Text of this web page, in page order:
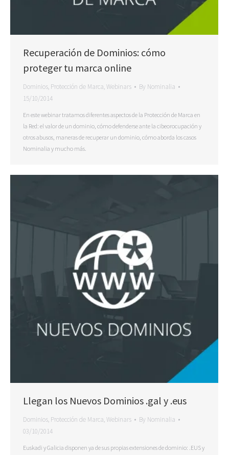
Recuperación de Dominios: cómo
proteger tu marca online
Dominios, Protección de Marca,Webinars By Nominalia
15/10/2014
En este webinar tratamos diferentes aspectos de la Protección de Marca en
la Red: el valor de un dominio, cómo defenderse ante la cibeorocupación y
otros abusos, maneras de recuperar un dominio, cómo aborda los casos
Nominalia y mucho más.
Llegan los Nuevos Dominios .gal y .eus
Dominios, Protección de Marca,Webinars By Nominalia
03/10/2014
Euskadi y Galicia disponen ya de sus propias extensiones de dominio: .EUS y